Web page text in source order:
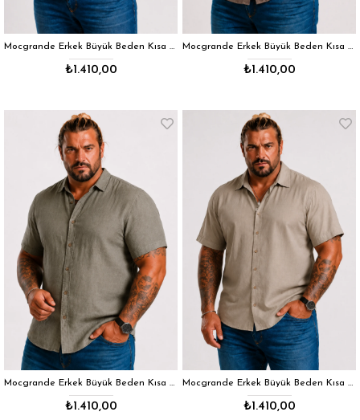
Mocgrande Erkek Büyük Beden Kısa Kol Cepsiz Keten Gömlek 11310 LACIVERT
₺1.410,00
Mocgrande Erkek Büyük Beden Kısa Kol Cepsiz Keten Gömlek 11310 S.KAHVE
₺1.410,00
Mocgrande Erkek Büyük Beden Kısa Kol Cepsiz Keten Gömlek 11310 Vizon
₺1.410,00
Mocgrande Erkek Büyük Beden Kısa Kol Cepsiz Keten Gömlek 11310 BEJ
₺1.410,00